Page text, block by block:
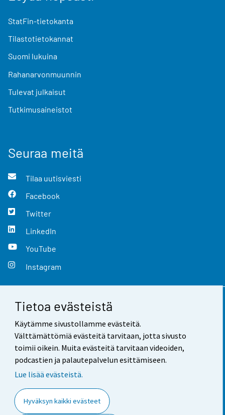
Tietoa evästeistä
Käytämme sivustollamme evästeitä.
Välttämättömiä evästeitä tarvitaan, jotta sivusto
toimii oikein. Muita evästeitä tarvitaan videoiden,
podcastien ja palautepalvelun esittämiseen.
Lue lisää evästeistä.
Hyväksyn kaikki evästeet
StatFin-tietokanta
Tilastotietokannat
Suomi lukuina
Rahanarvonmuunnin
Tulevat julkaisut
Tutkimusaineistot
Seuraa meitä
Tilaa uutisviesti
Facebook
Twitter
LinkedIn
YouTube
Instagram
Yhteystiedot
Palaute
Käyttöehdot
Saavutettavuus
Tietoa sivustosta